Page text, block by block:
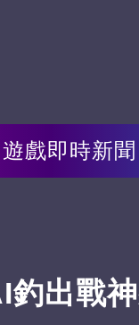
遊戲即時新聞
出戰